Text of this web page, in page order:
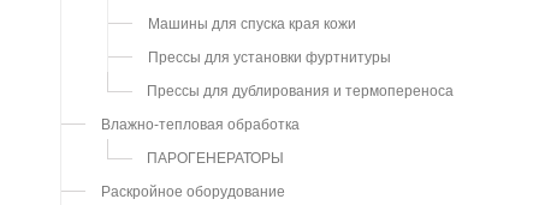
Машины для спуска края кожи
Прессы для установки фуртнитуры
Прессы для дублирования и термопереноса
Влажно-тепловая обработка
ПАРОГЕНЕРАТОРЫ
Раскройное оборудование